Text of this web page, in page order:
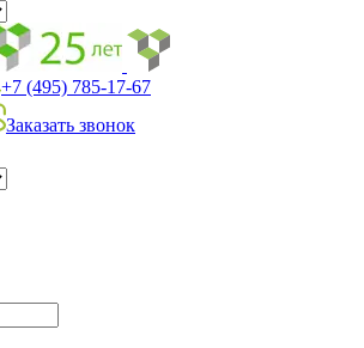
+7 (495) 785-17-67
Заказать звонок